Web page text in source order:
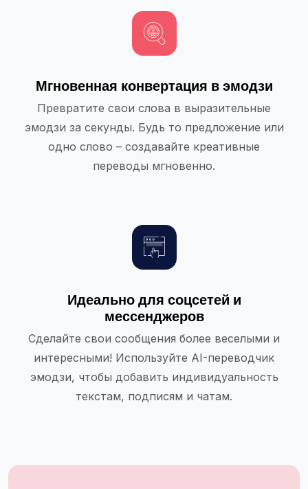
Мгновенная конвертация в эмодзи
Превратите свои слова в выразительные
эмодзи за секунды. Будь то предложение или
одно слово – создавайте креативные
переводы мгновенно.
Идеально для соцсетей и
мессенджеров
Сделайте свои сообщения более веселыми и
интересными! Используйте AI-переводчик
эмодзи, чтобы добавить индивидуальность
текстам, подписям и чатам.